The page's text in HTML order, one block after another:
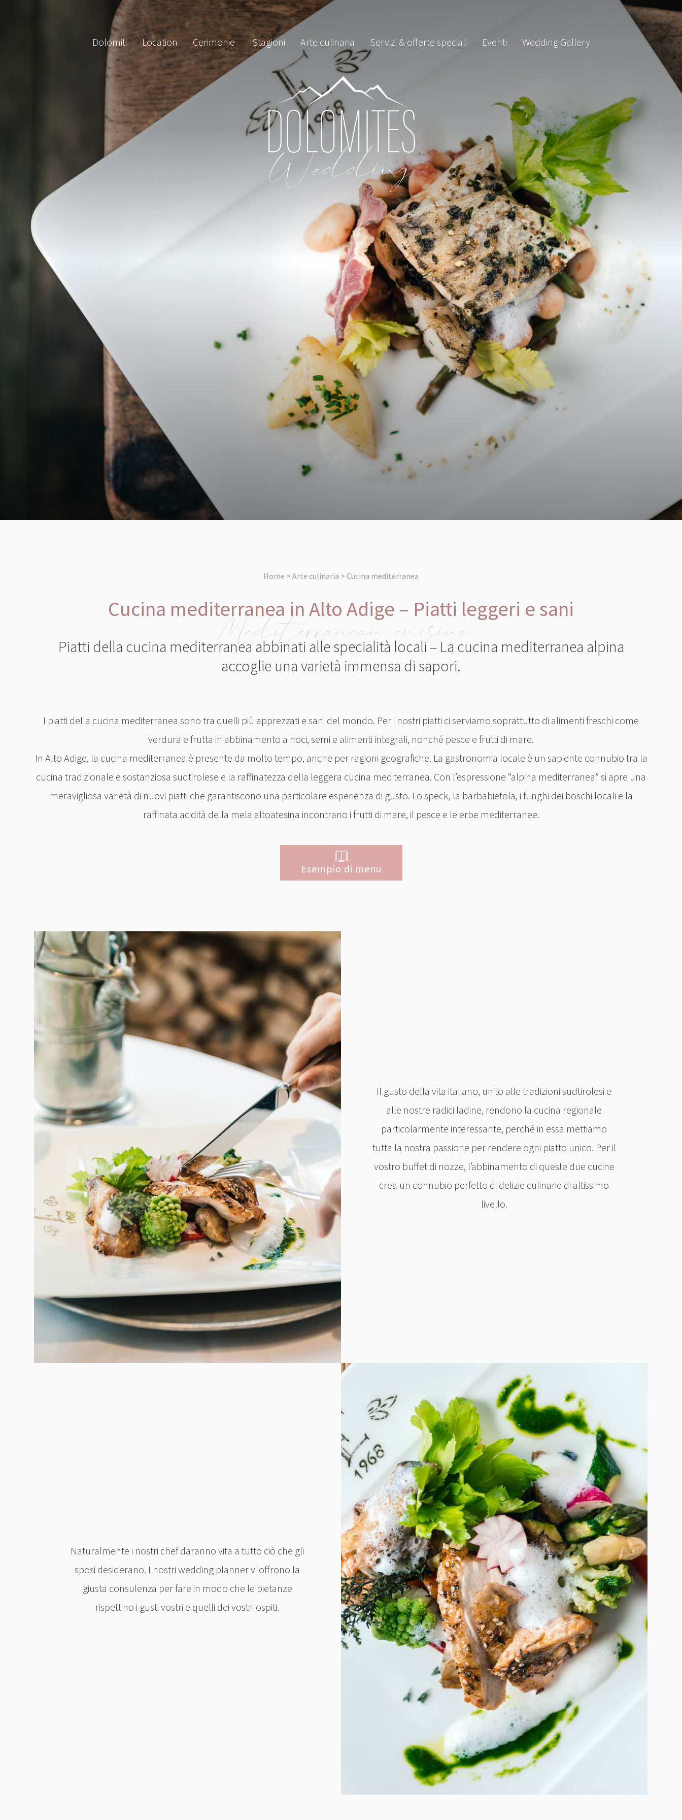
Dolomiti Location Cerimonie Stagioni Arte culinaria Servizi & offerte speciali Eventi Wedding Gallery
Home > Arte culinaria > Cucina mediterranea
Cucina mediterranea in Alto Adige – Piatti leggeri e sani
Piatti della cucina mediterranea abbinati alle specialità locali – La cucina mediterranea alpina
accoglie una varietà immensa di sapori.
Mediterranean cuisine
I piatti della cucina mediterranea sono tra quelli più apprezzati e sani del mondo. Per i nostri piatti ci serviamo soprattutto di alimenti freschi come
verdura e frutta in abbinamento a noci, semi e alimenti integrali, nonché pesce e frutti di mare.
In Alto Adige, la cucina mediterranea è presente da molto tempo, anche per ragioni geografiche. La gastronomia locale è un sapiente connubio tra la
cucina tradizionale e sostanziosa sudtirolese e la raffinatezza della leggera cucina mediterranea. Con l’espressione “alpina mediterranea” si apre una
meravigliosa varietà di nuovi piatti che garantiscono una particolare esperienza di gusto. Lo speck, la barbabietola, i funghi dei boschi locali e la
raffinata acidità della mela altoatesina incontrano i frutti di mare, il pesce e le erbe mediterranee.
Esempio di menu
Il gusto della vita italiano, unito alle tradizioni sudtirolesi e
alle nostre radici ladine, rendono la cucina regionale
particolarmente interessante, perché in essa mettiamo
tutta la nostra passione per rendere ogni piatto unico. Per il
vostro buffet di nozze, l’abbinamento di queste due cucine
crea un connubio perfetto di delizie culinarie di altissimo
livello.
Naturalmente i nostri chef daranno vita a tutto ciò che gli
sposi desiderano. I nostri wedding planner vi offrono la
giusta consulenza per fare in modo che le pietanze
rispettino i gusti vostri e quelli dei vostri ospiti.